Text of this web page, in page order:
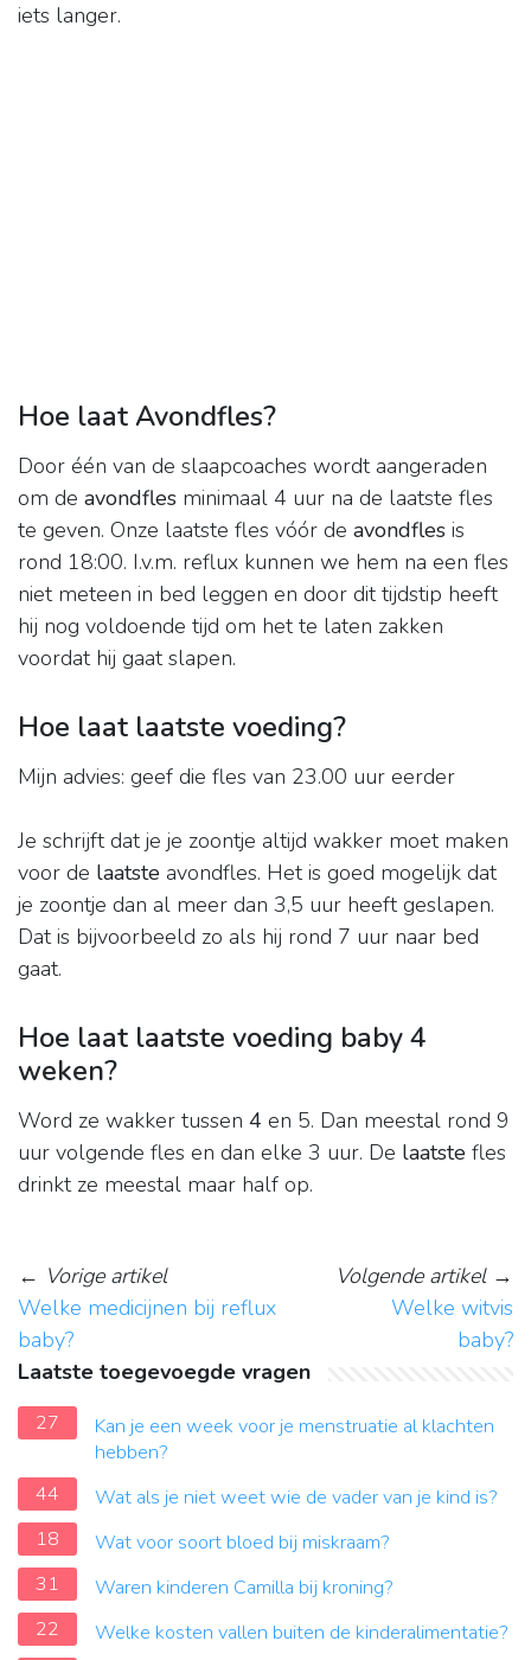
iets langer.
Hoe laat Avondfles?
Door één van de slaapcoaches wordt aangeraden
om de avondfles minimaal 4 uur na de laatste fles
te geven. Onze laatste fles vóór de avondfles is
rond 18:00. I.v.m. reflux kunnen we hem na een fles
niet meteen in bed leggen en door dit tijdstip heeft
hij nog voldoende tijd om het te laten zakken
voordat hij gaat slapen.
Hoe laat laatste voeding?
Mijn advies: geef die fles van 23.00 uur eerder
Je schrijft dat je je zoontje altijd wakker moet maken
voor de laatste avondfles. Het is goed mogelijk dat
je zoontje dan al meer dan 3,5 uur heeft geslapen.
Dat is bijvoorbeeld zo als hij rond 7 uur naar bed
gaat.
Hoe laat laatste voeding baby 4
weken?
Word ze wakker tussen 4 en 5. Dan meestal rond 9
uur volgende fles en dan elke 3 uur. De laatste fles
drinkt ze meestal maar half op.
← Vorige artikel
Welke medicijnen bij reflux
baby?
Volgende artikel→
Welke witvis
baby?
Laatste toegevoegde vragen
27
Kan je een week voor je menstruatie al klachten
hebben?
44
Wat als je niet weet wie de vader van je kind is?
18
Wat voor soort bloed bij miskraam?
31
Waren kinderen Camilla bij kroning?
22
Welke kosten vallen buiten de kinderalimentatie?